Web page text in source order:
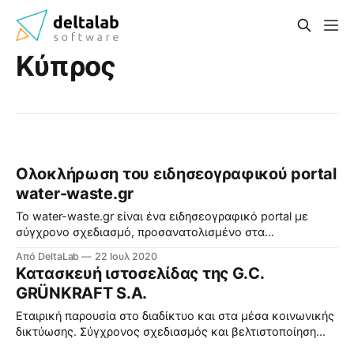
Κύπρος
Ολοκλήρωση του ειδησεογραφικού portal
water-waste.gr
Το water-waste.gr είναι ένα ειδησεογραφικό portal με
σύγχρονο σχεδιασμό, προσανατολισμένο στα
Επισκεφθείτε το εδώ: https://water-waste.gr/
Από DeltaLab 22 Ιουλ 2020
Κατασκευή ιστοσελίδας της G.C.
GRÜNKRAFT S.A.
Eταιρική παρουσία στο διαδίκτυο και στα μέσα κοινωνικής
δικτύωσης. Σύγχρονος σχεδιασμός και βελτιστοποίηση